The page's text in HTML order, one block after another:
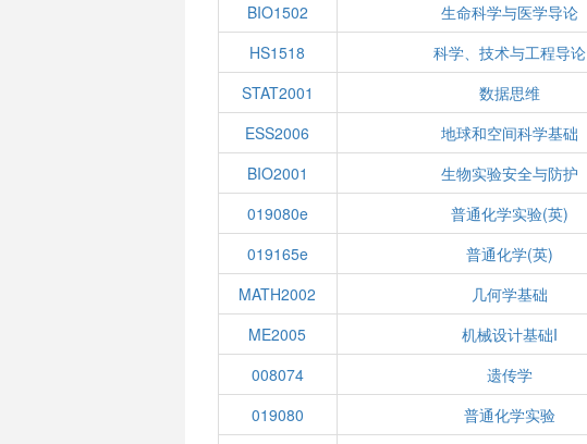
BIO1502
生命科学与医学导论
HS1518
科学、技术与工程导论
STAT2001
数据思维
ESS2006
地球和空间科学基础
BIO2001
生物实验安全与防护
019080e
普通化学实验(英)
019165e
普通化学(英)
MATH2002
几何学基础
ME2005
机械设计基础I
008074
遗传学
019080
普通化学实验